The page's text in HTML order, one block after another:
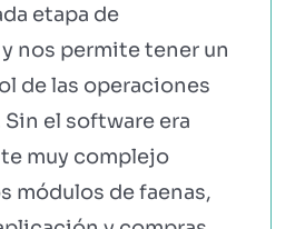
etapa de
nos permite tener un
de las operaciones
Sin el software era
muy complejo
módulos de faenas,